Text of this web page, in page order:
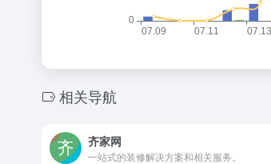
相关导航
齐家网
一站式的装修解决方案和相关服务。